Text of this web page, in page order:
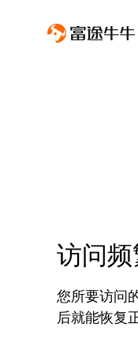
访问
您所要访问
后就能恢复